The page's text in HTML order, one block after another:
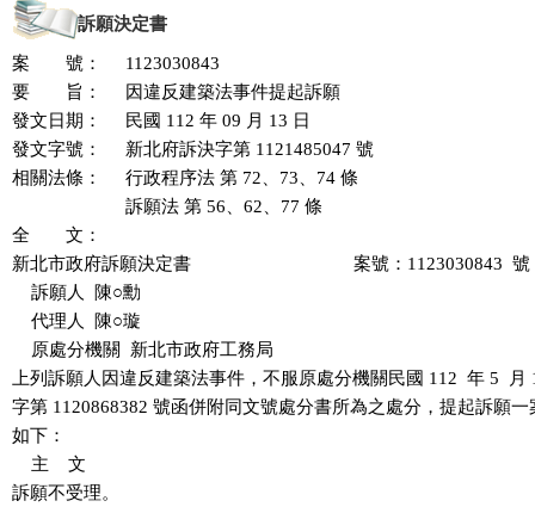
訴願決定書
案 號：
1123030843
要 旨：
因違反建築法事件提起訴願
發文日期：
民國 112 年 09 月 13 日
發文字號：
新北府訴決字第 1121485047 號
相關法條：
行政程序法 第 72、73、74 條
訴願法 第 56、62、77 條
全 文：
新北市政府訴願決定書                                  案號：1123030843  號
    訴願人  陳○勳
    代理人  陳○璇
    原處分機關  新北市政府工務局
上列訴願人因違反建築法事件，不服原處分機關民國 112  年 5  月
字第 1120868382 號函併附同文號處分書所為之處分，提起訴願
如下：
    主    文
訴願不受理。